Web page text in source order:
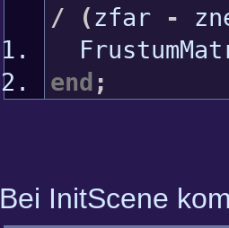
/
(zfar -
end ;
Bei InitScene